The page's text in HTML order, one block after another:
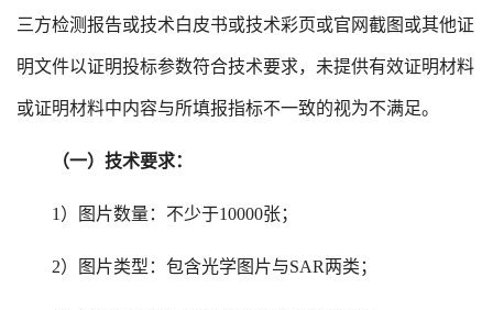
三方检测报告或技术白皮书或技术彩页或官网截图或其他证
明文件以证明投标参数符合技术要求，未提供有效证明材料
或证明材料中内容与所填报指标不一致的视为不满足。
（一）技术要求：
1） 图片数量 ： 不少于10000张；
2） 图片类型 ： 包含光学图片与SAR两类 ；